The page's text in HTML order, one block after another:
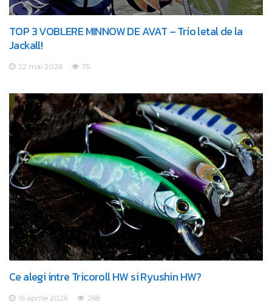
TOP 3 VOBLERE MINNOW DE AVAT – Trio letal de la
Jackall!
22 mai 2026 75
Ce alegi intre Tricoroll HW si Ryushin HW?
16 aprilie 2026 268